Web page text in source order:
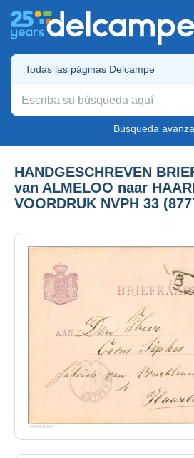
Todas las páginas Delcampe
Búsqueda
HANDGESCHREVEN
van ALMELOO naar
VOORDRUK NVPH 33